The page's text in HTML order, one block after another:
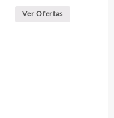
Ver Ofertas